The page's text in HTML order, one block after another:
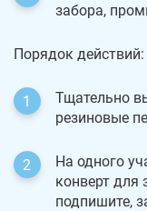
забора,
Порядок действий:
Тщательно
резиновые
На одного
конверт для
подпишите,